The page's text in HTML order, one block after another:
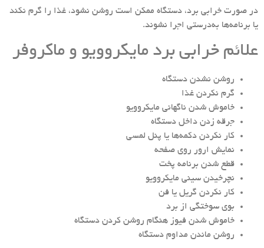
در صورت خرابی برد، دستگاه ممکن است روشن نشود، غذا را گرم نکند
یا برنامه‌ها به‌درستی اجرا نشوند.
علائم خرابی برد مایکروویو و ماکروفر
روشن نشدن دستگاه
گرم نکردن غذا
خاموش شدن ناگهانی مایکروویو
جرقه زدن داخل دستگاه
کار نکردن دکمه‌ها یا پنل لمسی
نمایش ارور روی صفحه
قطع شدن برنامه پخت
نچرخیدن سینی مایکروویو
کار نکردن گریل یا فن
بوی سوختگی از برد
خاموش شدن فیوز هنگام روشن کردن دستگاه
روشن ماندن مداوم دستگاه